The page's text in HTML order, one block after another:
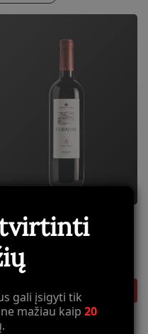
sausas vynas Coranya
45,36
Į KREPŠELĮ
gali įsigyti tik
mažiau kaip20